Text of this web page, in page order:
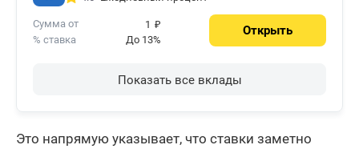
Сумма от 1 ₽
% ставка До 13%
Открыть
Показать все вклады
Это напрямую указывает, что ставки заметно